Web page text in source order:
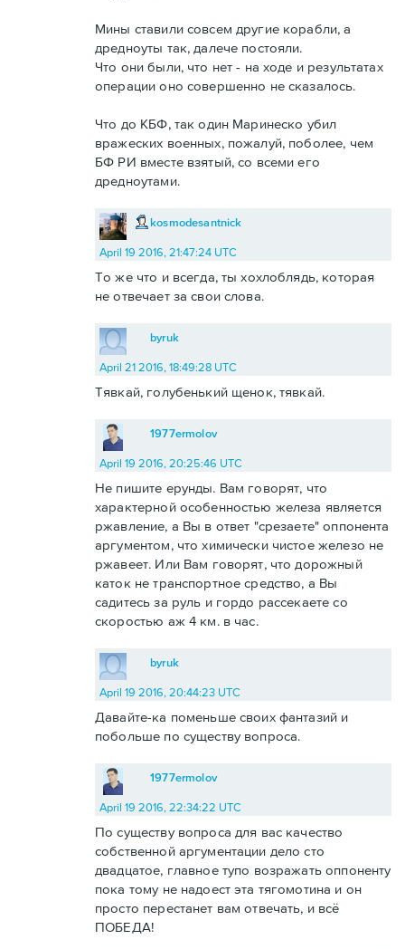
Мины ставили совсем другие корабли, а
дредноуты так, далече постояли.
Что они были, что нет - на ходе и результатах
операции оно совершенно не сказалось.
Что до КБФ, так один Маринеско убил
вражеских военных, пожалуй, поболее, чем
БФ РИ вместе взятый, со всеми его
дредноутами.
kosmodesantnick
April 19 2016, 21:47:24 UTC
То же что и всегда, ты хохлоблядь, которая
не отвечает за свои слова.
byruk
April 21 2016, 18:49:28 UTC
Тявкай, голубенький щенок, тявкай.
1977ermolov
April 19 2016, 20:25:46 UTC
Не пишите ерунды. Вам говорят, что
характерной особенностью железа является
ржавление, а Вы в ответ "срезаете" оппонента
аргументом, что химически чистое железо не
ржавеет. Или Вам говорят, что дорожный
каток не транспортное средство, а Вы
садитесь за руль и гордо рассекаете со
скоростью аж 4 км. в час.
byruk
April 19 2016, 20:44:23 UTC
Давайте-ка поменьше своих фантазий и
побольше по существу вопроса.
1977ermolov
April 19 2016, 22:34:22 UTC
По существу вопроса для вас качество
собственной аргументации дело сто
двадцатое, главное тупо возражать оппоненту
пока тому не надоест эта тягомотина и он
просто перестанет вам отвечать, и всё
ПОБЕДА!